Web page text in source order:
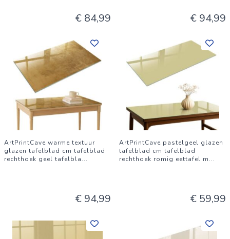
€ 84,99 € 94,99
ArtPrintCave warme textuur
glazen tafelblad cm tafelblad
rechthoek geel tafelbla...
€ 94,99
ArtPrintCave pastelgeel glazen
tafelblad cm tafelblad
rechthoek romig eettafel m...
€ 59,99